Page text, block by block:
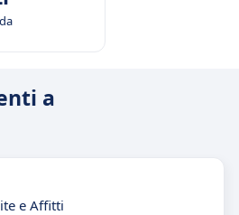
a
e Affitti